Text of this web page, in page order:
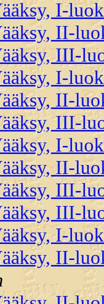
I-
II-
III-
I-
II-
III-
I-
II-
III-
III-
I-
II-